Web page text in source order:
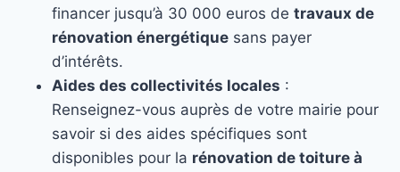
financer jusqu’à 30 000 euros de travaux de
rénovation énergétique sans payer
d’intérêts.
Aides des collectivités locales :
Renseignez-vous auprès de votre mairie pour
savoir si des aides spécifiques sont
disponibles pour la rénovation de toiture à